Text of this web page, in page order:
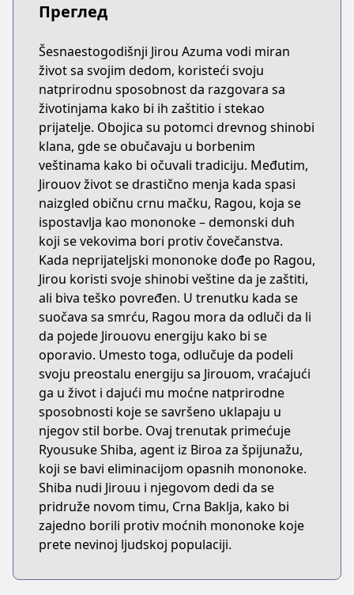
Преглед
Šesnaestogodišnji Jirou Azuma vodi miran
život sa svojim dedom, koristeći svoju
natprirodnu sposobnost da razgovara sa
životinjama kako bi ih zaštitio i stekao
prijatelje. Obojica su potomci drevnog shinobi
klana, gde se obučavaju u borbenim
veštinama kako bi očuvali tradiciju. Međutim,
Jirouov život se drastično menja kada spasi
naizgled običnu crnu mačku, Ragou, koja se
ispostavlja kao mononoke – demonski duh
koji se vekovima bori protiv čovečanstva.
Kada neprijateljski mononoke dođe po Ragou,
Jirou koristi svoje shinobi veštine da je zaštiti,
ali biva teško povređen. U trenutku kada se
suočava sa smrću, Ragou mora da odluči da li
da pojede Jirouovu energiju kako bi se
oporavio. Umesto toga, odlučuje da podeli
svoju preostalu energiju sa Jirouom, vraćajući
ga u život i dajući mu moćne natprirodne
sposobnosti koje se savršeno uklapaju u
njegov stil borbe. Ovaj trenutak primećuje
Ryousuke Shiba, agent iz Biroa za špijunažu,
koji se bavi eliminacijom opasnih mononoke.
Shiba nudi Jirouu i njegovom dedi da se
pridruže novom timu, Crna Baklja, kako bi
zajedno borili protiv moćnih mononoke koje
prete nevinoj ljudskoj populaciji.